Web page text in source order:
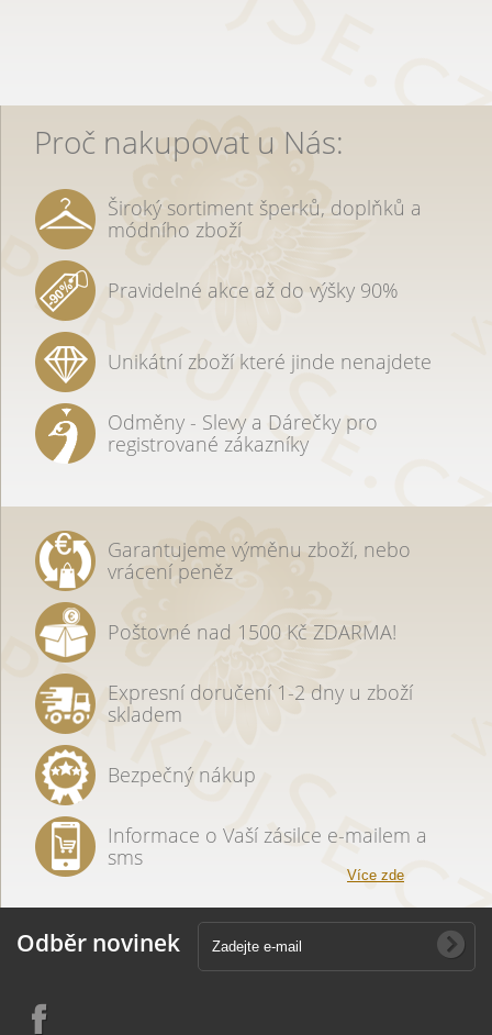
Proč nakupovat u Nás:
Široký sortiment šperků, doplňků a
módního zboží
Pravidelné akce až do výšky 90%
Unikátní zboží které jinde nenajdete
Odměny - Slevy a Dárečky pro
registrované zákazníky
Garantujeme výměnu zboží, nebo
vrácení peněz
Poštovné nad 1500 Kč ZDARMA!
Expresní doručení 1-2 dny u zboží
skladem
Bezpečný nákup
Informace o Vaší zásilce e-mailem a
sms
Více zde
Odběr novinek